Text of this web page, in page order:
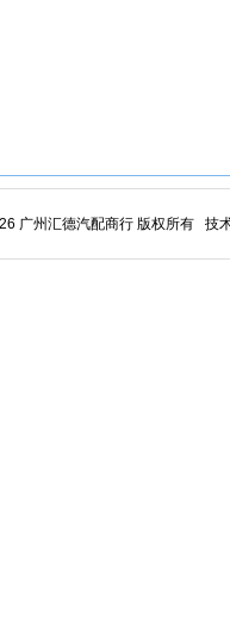
广州汇德汽配商行 版权所有 技